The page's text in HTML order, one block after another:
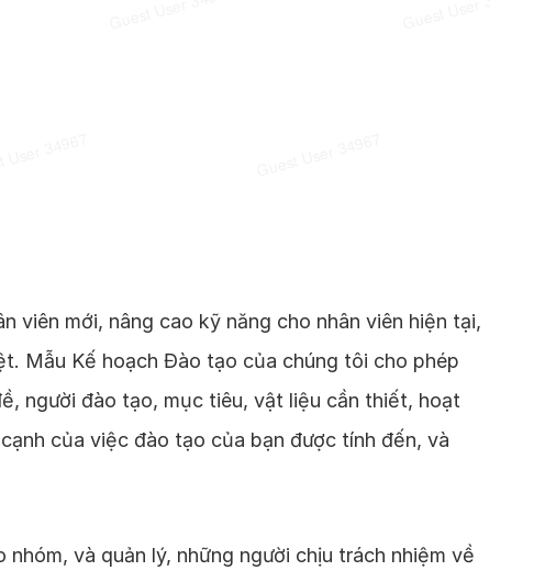
mới, nâng cao kỹ năng cho nhân viên hiện tại,
Mẫu Kế hoạch Đào tạo của chúng tôi cho phép
người đào tạo, mục tiêu, vật liệu cần thiết, hoạt
của việc đào tạo của bạn được tính đến, và
và quản lý, những người chịu trách nhiệm về